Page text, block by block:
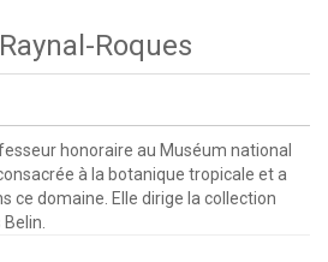
Roques
honoraire au Muséum national
à la botanique tropicale et a
ce domaine. Elle dirige la collection